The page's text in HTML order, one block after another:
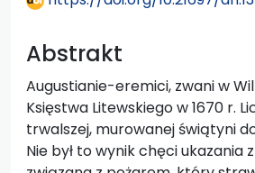
Abstrakt
Augustianie-eremici, zwani w
Księstwa Litewskiego w 1670 r.
trwalszej, murowanej świątyni
Nie był to wynik chęci